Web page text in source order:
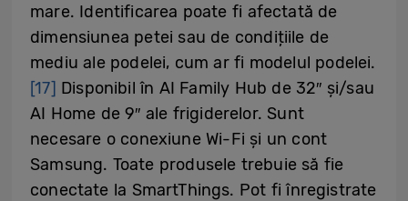
mare. Identificarea poate fi afectată de
dimensiunea petei sau de condițiile de
mediu ale podelei, cum ar fi modelul podelei.
[17] Disponibil în AI Family Hub de 32″ și/sau
AI Home de 9″ ale frigiderelor. Sunt
necesare o conexiune Wi-Fi și un cont
Samsung. Toate produsele trebuie să fie
conectate la SmartThings. Pot fi înregistrate